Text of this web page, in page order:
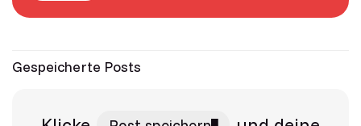
Gespeicherte Posts